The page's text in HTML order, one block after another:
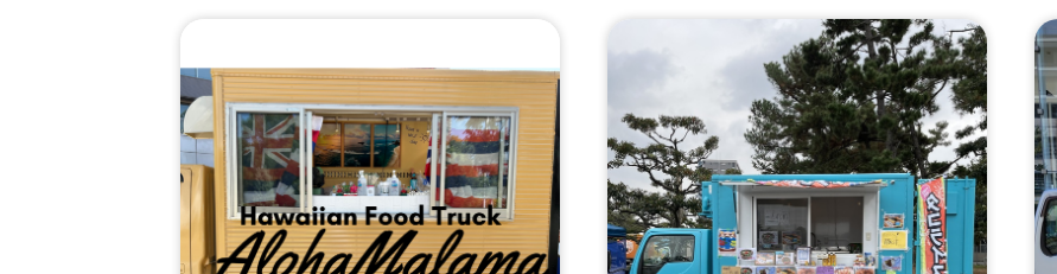
0円！ネギ塩豚丼、600円！無水キーマカレ
ー、600円！タコライス、ジビエバーガーポ
テトフライセット、キーマカツカレー、星形
ミニワッフル！ アイス付！、色と味を選べ
るノンアルカクテル、バニラアイス、飲むシ
ョートケーキ、果肉たっぷり！ホイップ苺ミ
ルク、喫茶店のメロンソーダ、モツの煮込
み、クラフトビール3種飲み比べセット、メ
ロンソーダサワー、生マンゴーサワー、日本
酒 ３種飲み比べセット、マッケンチーズ
ウィンナータコス、ウィンナータコス チー
ズ、ウィンナータコス フライドオニオン、
みそタコナチョス、ワカモレナチョス、和麻
婆麺、ホットドッグ、自家製レモネードスカ
ッシュ、自家製レモネード、トロピカルソー
ダ、抹茶ラテ、アイスコーヒー、アイスラ
テ、かき氷、トロピカルかき氷、ビール、自
家製レモンビア、レモンサワー、ハイボー
蜜芋ポタージュ、ロングポテト、おしるこ
(白玉入り)、甘酒（酒麹）、豚汁、生フラン
ク、かき氷、バラ焼きケバブ、つぶつぶアイ
ス、マッサマンカレー、バラ焼き丼、厚切り
タンステーキ串、グァバジュース・マンゴー
ジュース、生ビール（キリン一番搾り）、ハ
イボール（ブラックニッカ）、竹炭焙煎コー
ヒー(ホットコーヒー、アイスコーヒー)、紅
茶・ハーブティー、ラムネ、清涼飲料水